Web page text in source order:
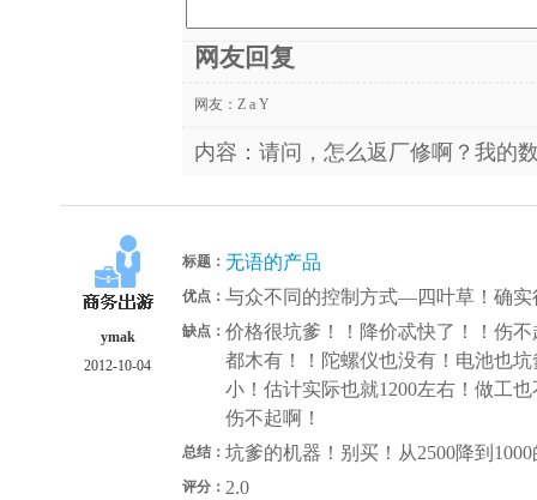
网友回复
网友： Z a Y
内容：请问，怎么返厂修啊？我的
ymak
2012-10-04
标题： 无语的产品
优点： 与众不同的控制方式—四叶草！确
缺点： 价格很坑爹！！降价忒快了！！伤
都木有！！陀螺仪也没有！电池也坑
小！估计实际也就1200左右！做工
伤不起啊！
总结： 坑爹的机器！别买！从2500降到
评分： 2.0